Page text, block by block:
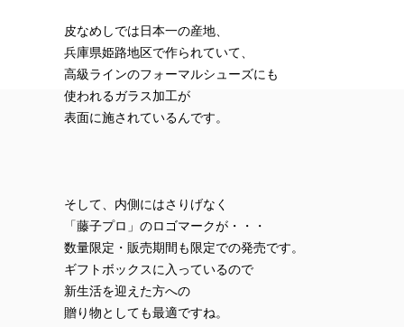
皮なめしでは日本一の産地、
兵庫県姫路地区で作られていて、
高級ラインのフォーマルシューズにも
使われるガラス加工が
表面に施されているんです。
そして、内側にはさりげなく
「藤子プロ」のロゴマークが・・・
数量限定・販売期間も限定での発売です。
ギフトボックスに入っているので
新生活を迎えた方への
贈り物としても最適ですね。